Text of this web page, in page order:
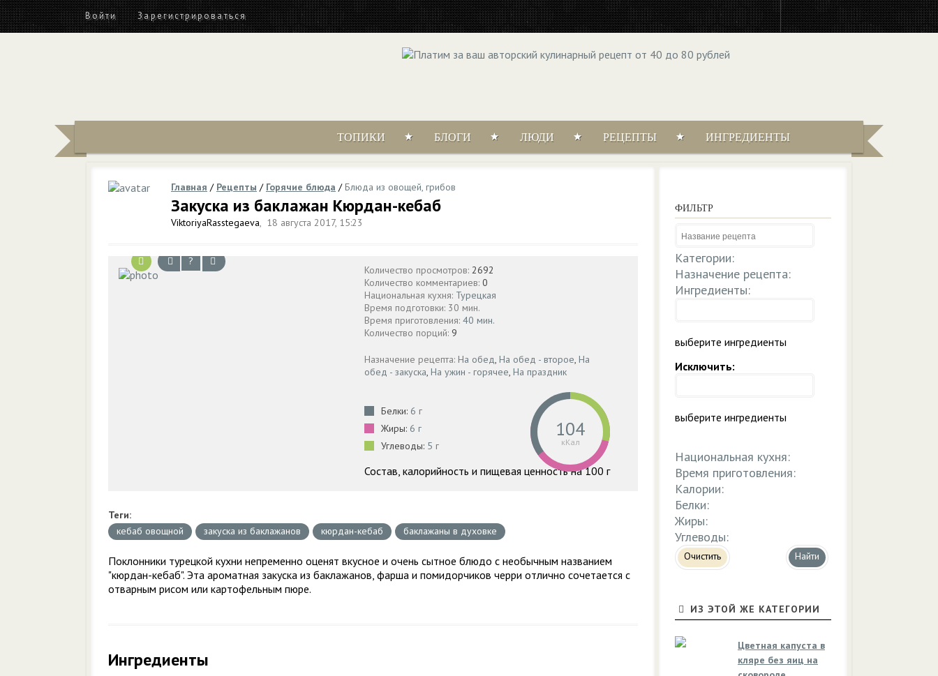
Войти Зарегистрироваться
ТОПИКИ БЛОГИ ЛЮДИ РЕЦЕПТЫ ИНГРЕДИЕНТЫ
Главная / Рецепты / Горячие блюда /Блюда из овощей, грибов
Закуска из баклажан Кюрдан-кебаб
ViktoriyaRasstegaeva, 18 августа 2017, 15:23
?
Количество просмотров: 2692
Количество комментариев: 0
Национальная кухня: Турецкая
Время подготовки: 30 мин.
Время приготовления: 40 мин.
Количество порций: 9
Назначение рецепта: На обед, На обед - второе, На
обед - закуска, На ужин - горячее, На праздник
Белки: 6 г
Жиры: 6 г
Углеводы: 5 г
104
кКал
Состав, калорийность и пищевая ценность на 100 г
Теги:
кебаб овощной
закуска из баклажанов кюрдан-кебаб баклажаны в духовке
Поклонники турецкой кухни непременно оценят вкусное и очень сытное блюдо с необычным названием
"кюрдан-кебаб". Эта ароматная закуска из баклажанов, фарша и помидорчиков черри отлично сочетается с
отварным рисом или картофельным пюре.
Ингредиенты
ФИЛЬТР
Категории:
Назначение рецепта:
Ингредиенты:
выберите ингредиенты
Исключить:
выберите ингредиенты
Национальная кухня:
Время приготовления:
Калории:
Белки:
Жиры:
Углеводы:
Очистить
ИЗ ЭТОЙ ЖЕ КАТЕГОРИИ
Цветная капуста в
кляре без яиц на